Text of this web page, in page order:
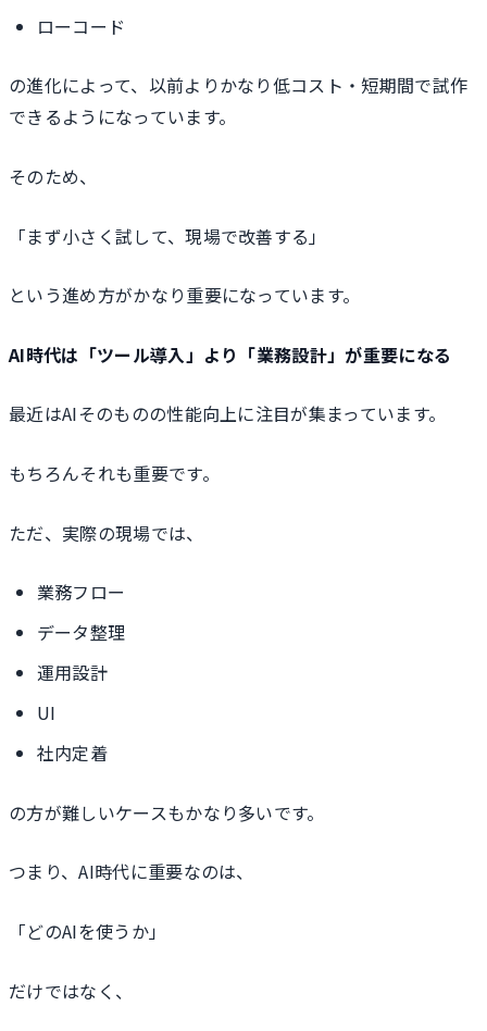
ローコード
の進化によって、以前よりかなり低コスト・短期間で試作
できるようになっています。
そのため、
「まず小さく試して、現場で改善する」
という進め方がかなり重要になっています。
AI時代は「ツール導入」より「業務設計」が重要になる
最近はAIそのものの性能向上に注目が集まっています。
もちろんそれも重要です。
ただ、実際の現場では、
業務フロー
データ整理
運用設計
UI
社内定着
の方が難しいケースもかなり多いです。
つまり、AI時代に重要なのは、
「どのAIを使うか」
だけではなく、